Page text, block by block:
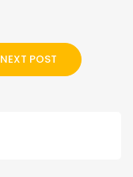
NEXT POST